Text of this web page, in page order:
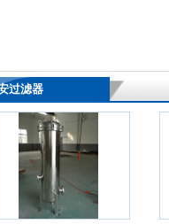
过滤器